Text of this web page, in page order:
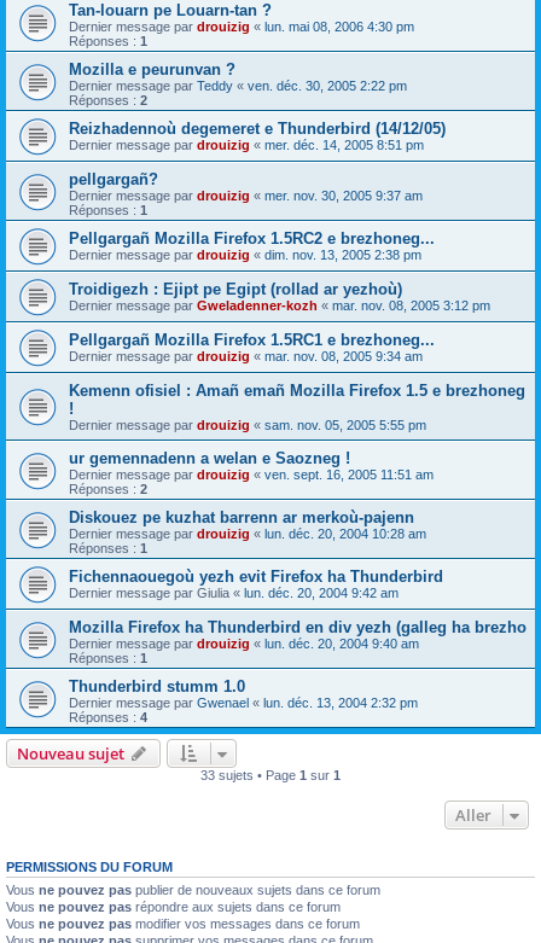
Tan-louarn pe Louarn-tan ?
Dernier message par drouizig « lun. mai 08, 2006 4:30 pm
Réponses : 1
Mozilla e peurunvan ?
Dernier message par Teddy « ven. déc. 30, 2005 2:22 pm
Réponses : 2
Reizhadennoù degemeret e Thunderbird (14/12/05)
Dernier message par drouizig « mer. déc. 14, 2005 8:51 pm
pellgargañ?
Dernier message par drouizig « mer. nov. 30, 2005 9:37 am
Réponses : 1
Pellgargañ Mozilla Firefox 1.5RC2 e brezhoneg...
Dernier message par drouizig « dim. nov. 13, 2005 2:38 pm
Troidigezh : Ejipt pe Egipt (rollad ar yezhoù)
Dernier message par Gweladenner-kozh « mar. nov. 08, 2005 3:12 pm
Pellgargañ Mozilla Firefox 1.5RC1 e brezhoneg...
Dernier message par drouizig « mar. nov. 08, 2005 9:34 am
Kemenn ofisiel : Amañ emañ Mozilla Firefox 1.5 e brezhoneg
!
Dernier message par drouizig « sam. nov. 05, 2005 5:55 pm
ur gemennadenn a welan e Saozneg !
Dernier message par drouizig « ven. sept. 16, 2005 11:51 am
Réponses : 2
Diskouez pe kuzhat barrenn ar merkoù-pajenn
Dernier message par drouizig « lun. déc. 20, 2004 10:28 am
Réponses : 1
Fichennaouegoù yezh evit Firefox ha Thunderbird
Dernier message par Giulia « lun. déc. 20, 2004 9:42 am
Mozilla Firefox ha Thunderbird en div yezh (galleg ha brezho
Dernier message par drouizig « lun. déc. 20, 2004 9:40 am
Réponses : 1
Thunderbird stumm 1.0
Dernier message par Gwenael « lun. déc. 13, 2004 2:32 pm
Réponses : 4
Nouveau sujet
33 sujets • Page 1 sur 1
Aller
PERMISSIONS DU FORUM
Vous ne pouvez pas publier de nouveaux sujets dans ce forum
Vous ne pouvez pas répondre aux sujets dans ce forum
Vous ne pouvez pas modifier vos messages dans ce forum